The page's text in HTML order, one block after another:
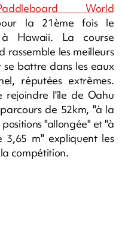
World
la 21ème fois le
Hawaii. La course
les meilleurs
battre dans les eaux
réputées extrêmes.
rejoindre l'île de Oahu
de 52km, "à la
"allongée" et "à
3,65 m" expliquent les
compétition.